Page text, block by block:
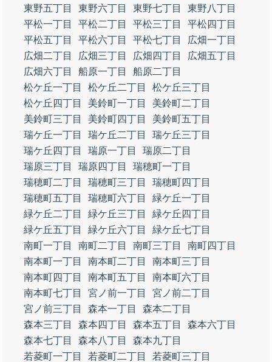
東野五丁目
東野六丁目 東野七丁目
東野八丁目
平松一丁目
平松二丁目 平松三丁目
平松四丁目
平松五丁目
平松六丁目 平松七丁目
広畑一丁目
広畑二丁目
広畑三丁目 広畑四丁目
広畑五丁目
広畑六丁目
船原一丁目
船原二丁目
松ケ丘一丁目
松ケ丘二丁目
松ケ丘三丁目
松ケ丘四丁目
美鈴町一丁目
美鈴町二丁目
美鈴町三丁目
美鈴町四丁目
美鈴町五丁目
瑞ケ丘一丁目
瑞ケ丘二丁目
瑞ケ丘三丁目
瑞ケ丘四丁目
瑞原一丁目
瑞原二丁目
瑞原三丁目
瑞原四丁目
瑞穂町一丁目
瑞穂町二丁目
瑞穂町三丁目
瑞穂町四丁目
瑞穂町五丁目
瑞穂町六丁目
緑ケ丘一丁目
緑ケ丘二丁目
緑ケ丘三丁目
緑ケ丘四丁目
緑ケ丘五丁目
緑ケ丘六丁目
緑ケ丘七丁目
南町一丁目
南町二丁目 南町三丁目
南町四丁目
南本町一丁目
南本町二丁目
南本町三丁目
南本町四丁目
南本町五丁目
南本町六丁目
南本町七丁目
宮ノ前一丁目
宮ノ前二丁目
宮ノ前三丁目
森本一丁目
森本二丁目
森本三丁目
森本四丁目 森本五丁目
森本六丁目
森本七丁目
森本八丁目
森本九丁目
若菱町一丁目
若菱町二丁目
若菱町三丁目